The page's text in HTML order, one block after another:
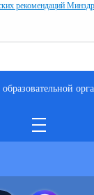
рекомендаций